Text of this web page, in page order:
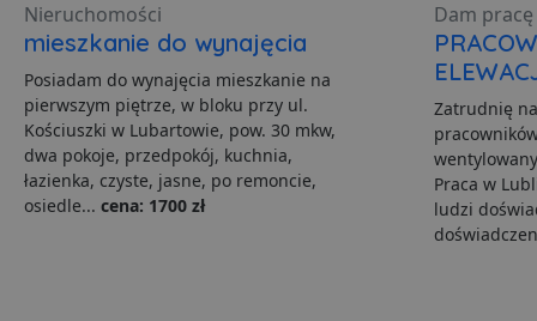
Nieruchomości
mieszkanie do wynajęcia
Posiadam do wynajęcia mieszkanie na
pierwszym piętrze, w bloku przy ul.
Kościuszki w Lubartowie, pow. 30 mkw,
dwa pokoje, przedpokój, kuchnia,
łazienka, czyste, jasne, po remoncie,
osiedle... cena: 1700 zł
Dam
Zatrudnię
Praca w
ludzi
VISITOR_INFO1_LIVE